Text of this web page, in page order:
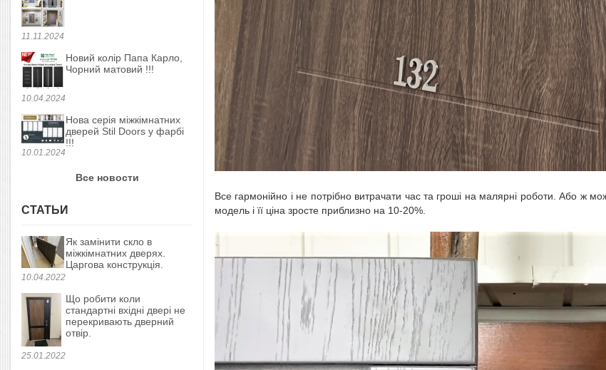
11.11.2024
10.04.2024
Новий колір Папа Карло,
Чорний матовий !!!
10.01.2024
Нова серія міжкімнатних
дверей Stil Doors у фарбі
!!!
Все новости
СТАТЬИ
10.04.2022
Як замінити скло в
міжкімнатних дверях.
Царгова конструкція.
25.01.2022
Що робити коли
стандартні вхідні двері не
перекривають дверний
отвір.
Все гармонійно і не потрібно витрачати час та гроші на малярні роботи. Або ж
модель і її ціна зросте приблизно на 10-20%.